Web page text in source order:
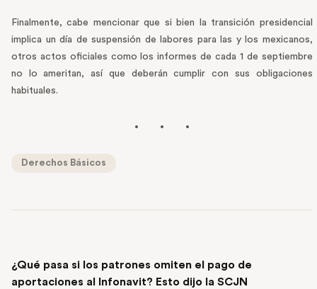
Finalmente, cabe mencionar que si bien la transición presidencial
implica un día de suspensión de labores para las y los mexicanos,
otros actos oficiales como los informes de cada 1 de septiembre
no lo ameritan, así que deberán cumplir con sus obligaciones
habituales.
Derechos Básicos
¿Qué pasa si los patrones omiten el pago de
aportaciones al Infonavit? Esto dijo la SCJN